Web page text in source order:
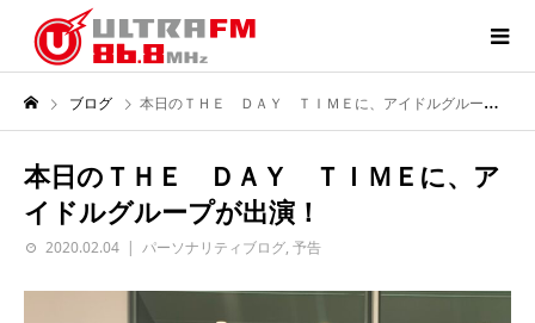
ブログ 本日のＴＨＥ ＤＡＹ ＴＩＭＥに、アイドルグループが出演！
本日のＴＨＥ ＤＡＹ ＴＩＭＥに、ア
イドルグループが出演！
2020.02.04 パーソナリティブログ, 予告